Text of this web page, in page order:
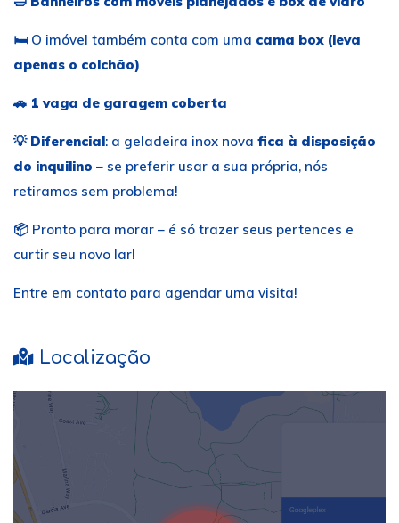
🛏️ O imóvel também conta com uma cama box (leva
apenas o colchão)
🚗 1 vaga de garagem coberta
💡 Diferencial: a geladeira inox nova fica à disposição
do inquilino – se preferir usar a sua própria, nós
retiramos sem problema!
📦 Pronto para morar – é só trazer seus pertences e
curtir seu novo lar!
Entre em contato para agendar uma visita!
Localização